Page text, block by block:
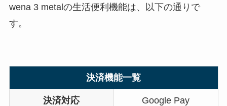
wena 3 metalの生活便利機能は、以下の通りで
す。
決済機能一覧
決済対応 Google Pay